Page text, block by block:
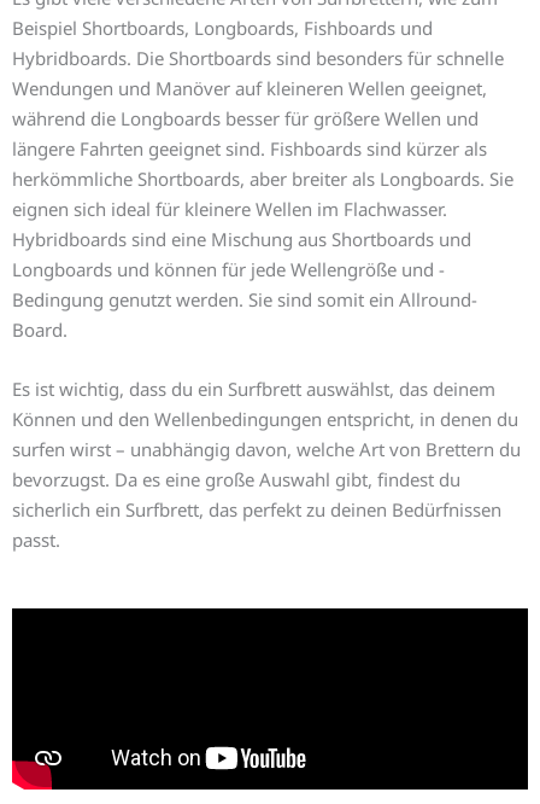
Beispiel Shortboards, Longboards, Fishboards und
Hybridboards. Die Shortboards sind besonders für schnelle
Wendungen und Manöver auf kleineren Wellen geeignet,
während die Longboards besser für größere Wellen und
längere Fahrten geeignet sind. Fishboards sind kürzer als
herkömmliche Shortboards, aber breiter als Longboards. Sie
eignen sich ideal für kleinere Wellen im Flachwasser.
Hybridboards sind eine Mischung aus Shortboards und
Longboards und können für jede Wellengröße und -
Bedingung genutzt werden. Sie sind somit ein Allround-
Board.
Es ist wichtig, dass du ein Surfbrett auswählst, das deinem
Können und den Wellenbedingungen entspricht, in denen du
surfen wirst – unabhängig davon, welche Art von Brettern du
bevorzugst. Da es eine große Auswahl gibt, findest du
sicherlich ein Surfbrett, das perfekt zu deinen Bedürfnissen
passt.